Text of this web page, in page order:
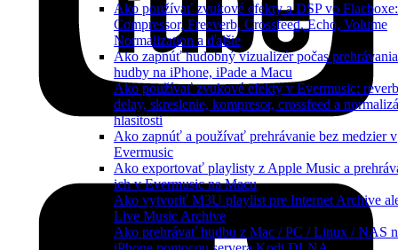
Ako používať zvukové efekty a DSP vo Flacboxe:
Compressor, Freeverb, Crossfeed, Echo, Volume
Normalization a ďalšie
Ako zapnúť hudobný vizualizér počas prehrávania
hudby na iPhone, iPade a Macu
Ako používať zvukové efekty v Evermusic:
delay, skreslenie, kompresor, crossfeed a
hlasitosti
Ako zapnúť a používať prehrávanie bez medzier v
Evermusic
Ako exportovať playlisty z Apple Music a
ich v Evermusic na Macu
Ako vytvoriť M3U playlist pre Internet Archive
Live Music Archive
Ako prehrávať hudbu z Mac / PC / Linux / NAS